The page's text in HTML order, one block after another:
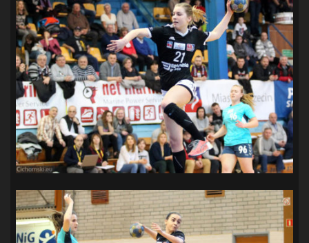
SANDRA SPA POGOŃ SZCZECIN(100) SIEDLECKA(63)
SPARING (110) SPR POGOŃ SZCZECIN (72)
SPÓJNIA STARGARD(35) STOCZNIA SZCZECIN(40)
SUPERLIGA KOBIET(58) SUPERLIGA MĘŻCZYZN(92)
TAURON LIGA KOBIET (106) TENIS(26) TREFL SOPOT (26)
WYGRANA(43) ZAGŁĘBIE LUBIN(36) ŚLĄSK WROCŁAW(29)
ŚWIT SKOLWIN(111)